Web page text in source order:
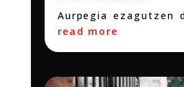
Aurpegia ezagutzen
read more